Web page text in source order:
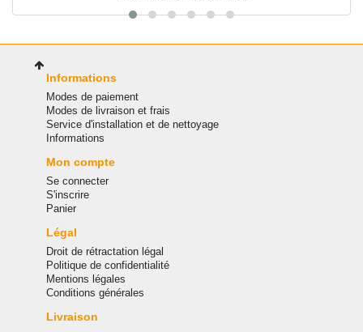
Informations
Modes de paiement
Modes de livraison et frais
Service d'installation et de nettoyage
Informations
Mon compte
Se connecter
S'inscrire
Panier
Légal
Droit de rétractation légal
Politique de confidentialité
Mentions légales
Conditions générales
Livraison